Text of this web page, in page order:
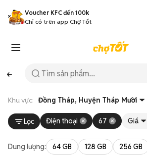
Voucher KFC đến 100k
Chỉ có trên app Chợ Tốt
Khu vực: Đồng Tháp, Huyện Tháp Mười
Lọc Điện thoại 67 Giá
Dung lượng: 64 GB 128 GB 256 GB